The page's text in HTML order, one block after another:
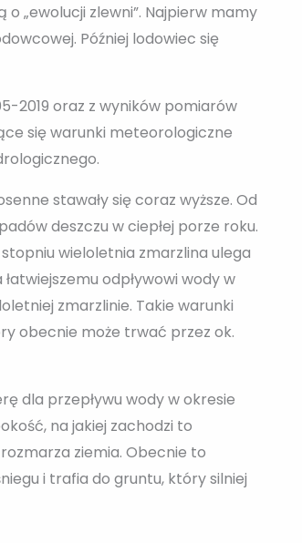
„ewolucji zlewni”. Najpierw mamy
Później lodowiec się
2019 oraz z wyników pomiarów
się warunki meteorologiczne
stawały się coraz wyższe. Od
deszczu w ciepłej porze roku.
wieloletnia zmarzlina ulega
odpływowi wody w
zmarzlinie. Takie warunki
obecnie może trwać przez ok.
dla przepływu wody w okresie
na jakiej zachodzi to
ziemia. Obecnie to
i trafia do gruntu, który silniej